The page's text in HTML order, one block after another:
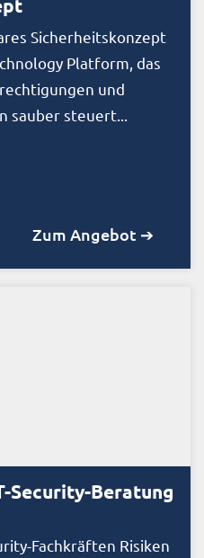
Sicherheitskonzept
Platform, das
und
sauber steuert...
Zum Angebot ➔
Security-Beratung
Fachkräften Risiken